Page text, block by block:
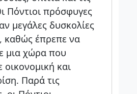
Πόντιοι πρόσφυγες
μεγάλες δυσκολίες
καθώς έπρεπε να
μια χώρα που
οικονομική και
Παρά τις